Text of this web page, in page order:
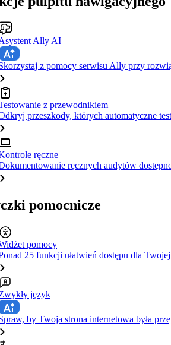
Ally AI
z pomocy serwisu Ally przy
z przewodnikiem
przeszkody, których automatyczne
ręczne
ręcznych audytów
pomocnicze
pomocy
25 funkcji ułatwień dostępu dla
język
by Twoja strona internetowa była